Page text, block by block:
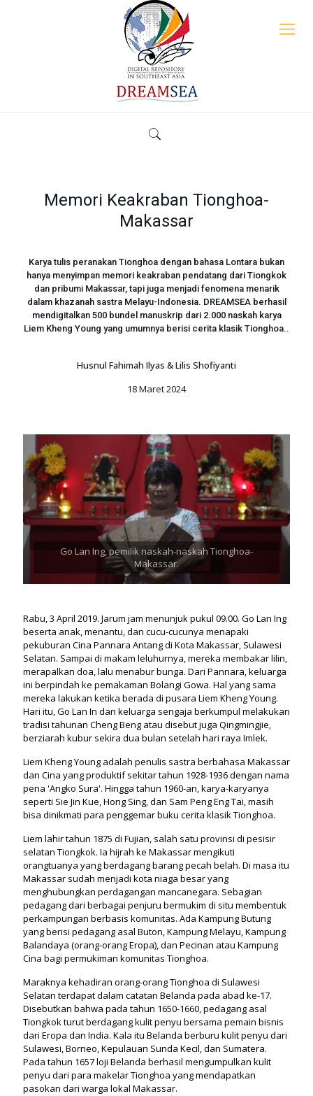
Memori Keakraban Tionghoa-
Makassar
Karya tulis peranakan Tionghoa dengan bahasa Lontara bukan
hanya menyimpan memori keakraban pendatang dari Tiongkok
dan pribumi Makassar, tapi juga menjadi fenomena menarik
dalam khazanah sastra Melayu-Indonesia. DREAMSEA berhasil
mendigitalkan 500 bundel manuskrip dari 2.000 naskah karya
Liem Kheng Young yang umumnya berisi cerita klasik Tionghoa..
Husnul Fahimah Ilyas & Lilis Shofiyanti
18 Maret 2024
Go Lan Ing, pemilik naskah-naskah Tionghoa-
Makassar.
Rabu, 3 April 2019. Jarum jam menunjuk pukul 09.00. Go Lan Ing
beserta anak, menantu, dan cucu-cucunya menapaki
pekuburan Cina Pannara Antang di Kota Makassar, Sulawesi
Selatan. Sampai di makam leluhurnya, mereka membakar lilin,
merapalkan doa, lalu menabur bunga. Dari Pannara, keluarga
ini berpindah ke pemakaman Bolangi Gowa. Hal yang sama
mereka lakukan ketika berada di pusara Liem Kheng Young.
Hari itu, Go Lan In dan keluarga sengaja berkumpul melakukan
tradisi tahunan Cheng Beng atau disebut juga Qingmingjie,
berziarah kubur sekira dua bulan setelah hari raya Imlek.
Liem Kheng Young adalah penulis sastra berbahasa Makassar
dan Cina yang produktif sekitar tahun 1928-1936 dengan nama
pena 'Angko Sura'. Hingga tahun 1960-an, karya-karyanya
seperti Sie Jin Kue, Hong Sing, dan Sam Peng Eng Tai, masih
bisa dinikmati para penggemar buku cerita klasik Tionghoa.
Liem lahir tahun 1875 di Fujian, salah satu provinsi di pesisir
selatan Tiongkok. Ia hijrah ke Makassar mengikuti
orangtuanya yang berdagang barang pecah belah. Di masa itu
Makassar sudah menjadi kota niaga besar yang
menghubungkan perdagangan mancanegara. Sebagian
pedagang dari berbagai penjuru bermukim di situ membentuk
perkampungan berbasis komunitas. Ada Kampung Butung
yang berisi pedagang asal Buton, Kampung Melayu, Kampung
Balandaya (orang-orang Eropa), dan Pecinan atau Kampung
Cina bagi permukiman komunitas Tionghoa.
Maraknya kehadiran orang-orang Tionghoa di Sulawesi
Selatan terdapat dalam catatan Belanda pada abad ke-17.
Disebutkan bahwa pada tahun 1650-1660, pedagang asal
Tiongkok turut berdagang kulit penyu bersama pemain bisnis
dari Eropa dan India. Kala itu Belanda berburu kulit penyu dari
Sulawesi, Borneo, Kepulauan Sunda Kecil, dan Sumatera.
Pada tahun 1657 loji Belanda berhasil mengumpulkan kulit
penyu dari para makelar Tionghoa yang mendapatkan
pasokan dari warga lokal Makassar.